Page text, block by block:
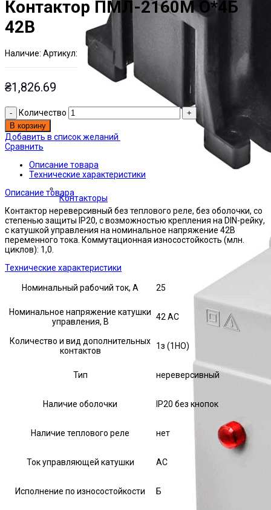
Контакторы
Контактор ПМЛ-2160М О*4Б
42В
Наличие: Есть на складе
Артикул:
ЭТАЛ0001462
₴1,826.69
Количество
В корзину
Добавить в список желаний
Сравнить
Описание товара
Технические характеристики
Описание товара
Контактор нереверсивный без теплового реле, без оболочки, со
степенью защиты IP20, с возможностью крепления на DIN-рейку,
с катушкой управления на номинальное напряжение 42В
переменного тока. Коммутационная износостойкость (млн.
циклов): 1,0.
Технические характеристики
Номинальный рабочий ток, А 25
Номинальное напряжение катушки
управления, В
42 AC
Количество и вид дополнительных
контактов
1з (1НО)
Тип нереверсивный
Наличие оболочки IP20 без кнопок
Наличие теплового реле нет
Ток управляющей катушки АС
Исполнение по износостойкости Б